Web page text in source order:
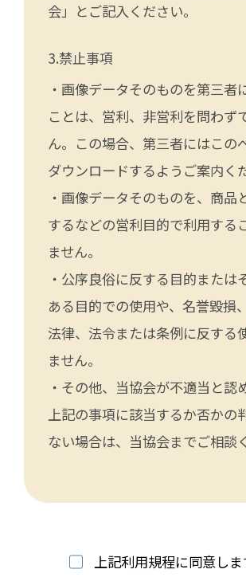
会」とご記入ください。
禁止事項
・画像データそのものを第三者
ことは、営利、非営利を問わず
ん。この場合、第三者にはこの
ダウンロードするようご案内く
・画像データそのものを、商品
するなどの営利目的で利用する
ません。
・公序良俗に反する目的または
ある目的での使用や、名誉毀損
法律、法令または条例に反する
ません。
・その他、当協会が不適当と認
上記の事項に該当するか否かの
ない場合は、当協会までご相談
上記利用規程に同意しま